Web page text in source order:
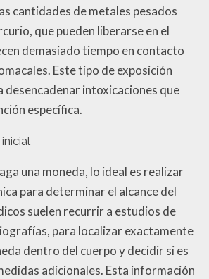
cantidades de metales pesados
que pueden liberarse en el
demasiado tiempo en contacto
Este tipo de exposición
intoxicaciones que
específica.
una moneda, lo ideal es realizar
para determinar el alcance del
suelen recurrir a estudios de
para localizar exactamente
dentro del cuerpo y decidir si es
adicionales. Esta información